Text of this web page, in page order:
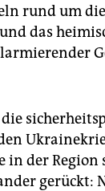
rund um
das
in der
gerückt: